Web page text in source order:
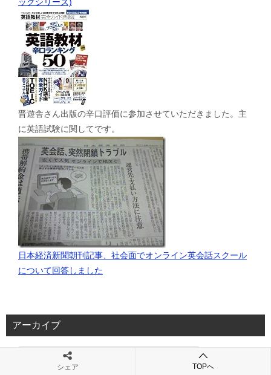
ックシリーズ)
晋遊舎さん出版の辛口評価に参加させていただきました。主
に英語試験に関してです。
日本経済新聞朝刊記事、社会面でオンライン英会話スクール
について回答しました
アーカイブ
シェア TOPへ